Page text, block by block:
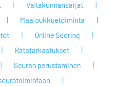
Valtakunnansarjat
Maajoukkuetoiminta
Online Scoring
Ratatarkastukset
Seuran perustaminen